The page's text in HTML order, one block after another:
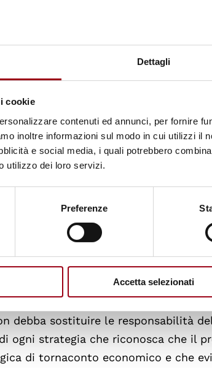
Dettagli
cookie
contenuti ed annunci, per fornire
inoltre informazioni sul modo in cui utilizzi il
e social media, i quali potrebbero
utilizzo dei loro servizi.
Preferenze
Accetta selezionati
che se i volontari fossero una
del mondo, con oltre 140 milioni
del volontariato rappresenta in
ammonta cumulativamente a 400
caratterizzano lenuove forme di
generali che interessano le
allo sviluppo umano. Fa
al
tecnologie dell'informazione e
volontaria. Queste nuove forme di
tecniche, ma anche in termini di
e dei valori della solidarietà.
debba sostituire le responsabilità
ogni strategia che riconosca che il
di tornaconto economico e che